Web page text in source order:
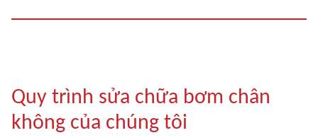
Quy trình sửa chữa bơm chân
không của chúng tôi